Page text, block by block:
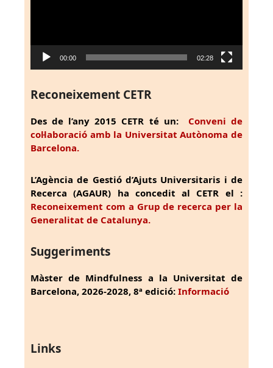
00:00 02:28
Reconeixement CETR
Des de l’any 2015 CETR té un: Conveni de
col·laboració amb la Universitat Autònoma de
Barcelona.
L’Agència de Gestió d’Ajuts Universitaris i de
Recerca (AGAUR) ha concedit al CETR el :
Reconeixement com a Grup de recerca per la
Generalitat de Catalunya.
Suggeriments
Màster de Mindfulness a la Universitat de
Barcelona, 2026-2028, 8ª edició: Informació
Links